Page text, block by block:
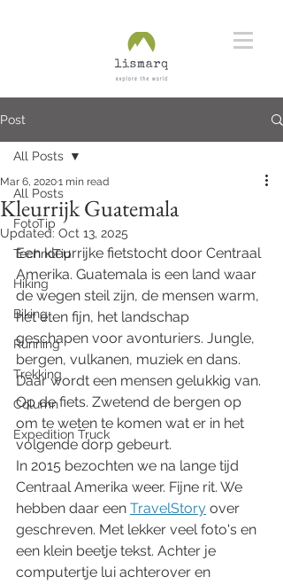
Post
All Posts
FotoTip
TechnoTip
Hiking
Biking
Running
Trekking
Column
Expedition Truck
All Posts
Kleurrijk Guatemala
Mar 6, 20201 min read
Updated: Oct 13, 2025
Een kleurrijke fietstocht door Centraal
Amerika. Guatemala is een land waar
de wegen steil zijn, de mensen warm,
het eten fijn, het landschap
geschapen voor avonturiers. Jungle,
bergen, vulkanen, muziek en dans.
Daar wordt een mensen gelukkig van.
Op de fiets. Zwetend de bergen op
om te weten te komen wat er in het
volgende dorp gebeurt.
In 2015 bezochten we na lange tijd
Centraal Amerika weer. Fijne rit. We
hebben daar een TravelStory over
geschreven. Met lekker veel foto's en
een klein beetje tekst. Achter je
computertje lui achterover en